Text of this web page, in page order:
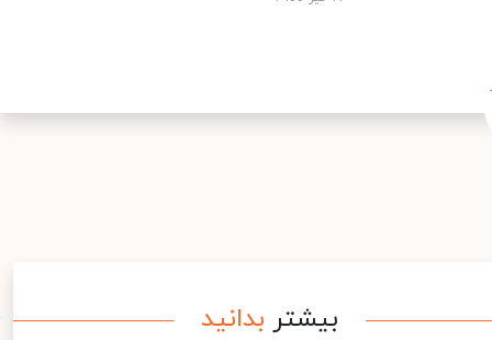
بیشتر بدانید